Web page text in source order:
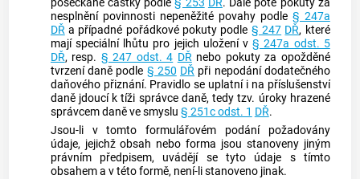
posečkané částky podle§ 253 DŘ. Dále poté pokuty za
nesplnění povinnosti nepeněžité povahy podle § 247a
DŘa případné pořádkové pokuty podle § 247 DŘ, které
mají speciální lhůtu pro jejich uložení v§ 247a odst. 5
DŘ, resp. § 247 odst. 4 DŘnebo pokuty za opožděné
tvrzení daně podle § 250 DŘ při nepodání dodatečného
daňového přiznání. Pravidlo se uplatní i na příslušenství
daně jdoucí k tíži správce daně, tedy tzv. úroky hrazené
správcem daně ve smyslu § 251c odst. 1 DŘ.
Jsou-li v tomto formulářovém podání požadovány
údaje, jejichž obsah nebo forma jsou stanoveny jiným
právním předpisem, uvádějí se tyto údaje s tímto
obsahem a v této formě, není-li stanoveno jinak.